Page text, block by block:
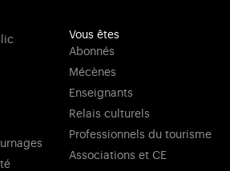
Vous êtes
Abonnés
Mécènes
Enseignants
Relais culturels
Professionnels du tourisme
Associations et CE